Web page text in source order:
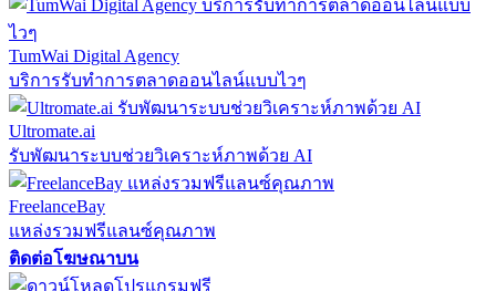
TumWai Digital Agency
บริการรับทำการตลาดออนไลน์แบบไวๆ
Ultromate.ai
รับพัฒนาระบบช่วยวิเคราะห์ภาพด้วย AI
FreelanceBay
แหล่งรวมฟรีแลนซ์คุณภาพ
ติดต่อโฆษณาบน